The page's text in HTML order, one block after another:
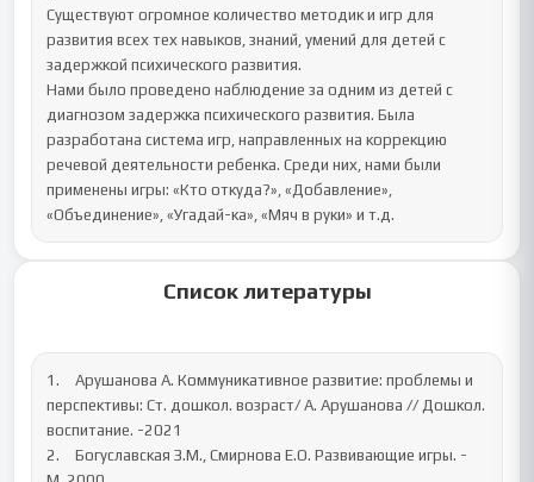
Существуют огромное количество методик и игр для
развития всех тех навыков, знаний, умений для детей с
задержкой психического развития.
Нами было проведено наблюдение за одним из детей с
диагнозом задержка психического развития. Была
разработана система игр, направленных на коррекцию
речевой деятельности ребенка. Среди них, нами были
применены игры: «Кто откуда?», «Добавление»,
«Объединение», «Угадай-ка», «Мяч в руки» и т.д.
Список литературы
1.	Арушанова А. Коммуникативное развитие: проблемы и
перспективы: Ст. дошкол. возраст/ А. Арушанова // Дошкол.
воспитание. -2021
2.	Богуславская З.М., Смирнова Е.О. Развивающие игры. -